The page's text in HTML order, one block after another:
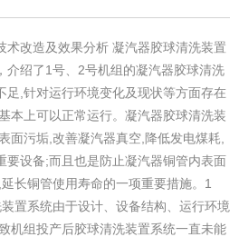
术改造及效果分析 凝汽器胶球清洗装置
介绍了1号、2号机组的凝汽器胶球清洗
足,针对运行环境变化及现状等方面存在
本上可以正常运行。 凝汽器胶球清洗装
面污垢,改善凝汽器真空,降低发电煤耗,
要设备;而且也是防止凝汽器铜管内表面
长铜管使用寿命的一项重要措施。1
置系统由于设计、设备结构、运行环境
机组投产后胶球清洗装置系统一直未能